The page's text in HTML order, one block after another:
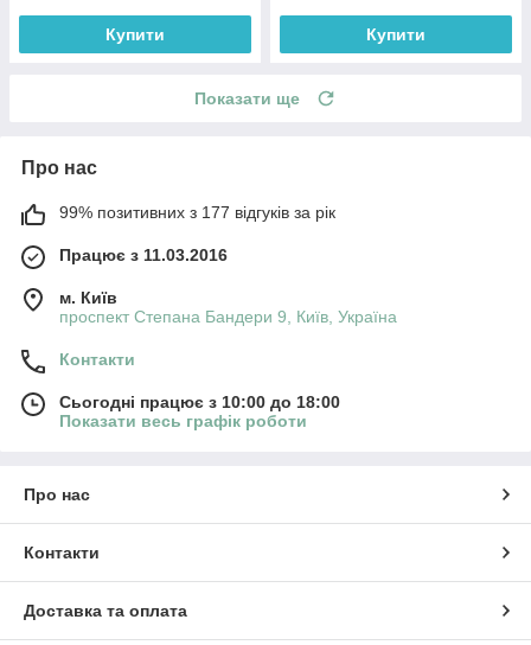
Купити Купити
Показати ще
Про нас
99% позитивних з 177 відгуків за рік
Працює з 11.03.2016
м. Київ
проспект Степана Бандери 9, Київ, Україна
Контакти
Сьогодні працює з 10:00 до 18:00
Показати весь графік роботи
Про нас
Контакти
Доставка та оплата